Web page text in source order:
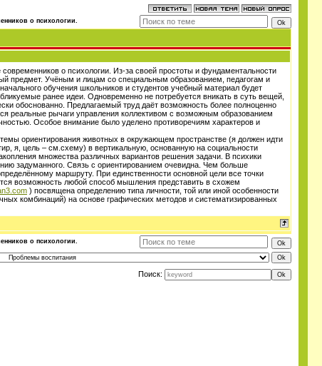
о психологии.
о психологии. Из-за своей простоты и фундаментальности
предмет. Учёным и лицам со специальным образованием, педагогам и
обучения школьников и студентов учебный материал будет
ранее идеи. Одновременно не потребуется вникать в суть вещей,
обоснованно. Предлагаемый труд даёт возможность более полноценно
реальные рычаги управления коллективом с возможным образованием
Особое внимание было уделено противоречиям характеров и
ориентирования животных в окружающем пространстве (я должен идти
я, цель – см.схему) в вертикальную, основанную на социальности
множества различных вариантов решения задачи. В психики
задуманного. Связь с ориентированием очевидна. Чем больше
маршруту. При единственности основной цели все точки
возможность любой способ мышления представить в схожем
) посвящена определению типа личности, той или иной особенности
комбинаций) на основе графических методов и систематизированных
о психологии.
Поиск: